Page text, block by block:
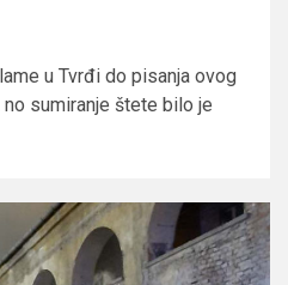
u Tvrđi do pisanja ovog
sumiranje štete bilo je